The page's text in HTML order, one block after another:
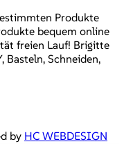
Produkte
bequem online
freien Lauf! Brigitte
Basteln, Schneiden,
by HC WEBDESIGN